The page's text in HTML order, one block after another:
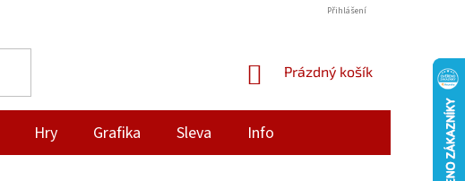
Přihlášení
NÁKUPNÍ
Prázdný košík
Hry Grafika Sleva Info